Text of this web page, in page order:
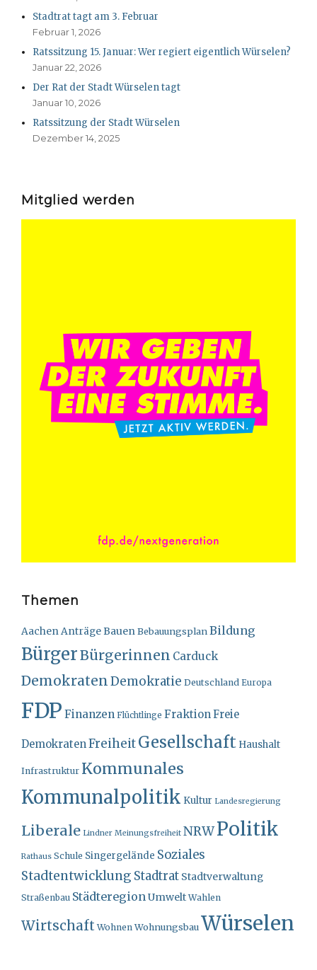
Stadtrat tagt am 3. Februar
Februar 1, 2026
Ratssitzung 15. Januar: Wer regiert eigentlich Würselen?
Januar 22, 2026
Der Rat der Stadt Würselen tagt
Januar 10, 2026
Ratssitzung der Stadt Würselen
Dezember 14, 2025
Mitglied werden
Themen
AachenAnträgeBauenBebauungsplanBildung
BürgerBürgerinnen Carduck
Demokraten Demokratie Deutschland Europa
FDP Finanzen Flüchtlinge Fraktion Freie
Demokraten FreiheitGesellschaft Haushalt
Infrastruktur Kommunales
Kommunalpolitik Kultur Landesregierung
Liberale Lindner Meinungsfreiheit NRWPolitik
Rathaus Schule Singergelände Soziales
Stadtentwicklung Stadtrat Stadtverwaltung
Straßenbau Städteregion Umwelt Wahlen
Wirtschaft Wohnen WohnungsbauWürselen